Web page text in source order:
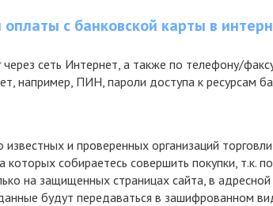
с банковской карты в
через сеть Интернет, а также по телефону/
например, ПИН, пароли доступа к ресурсам
и проверенных организаций
собираетесь совершить покупки, т.к.
на защищенных страницах сайта, в
будут передаваться в зашифрованном